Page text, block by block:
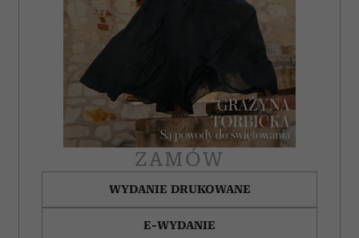
ZAMÓW
WYDANIE DRUKOWANE
E-WYDANIE